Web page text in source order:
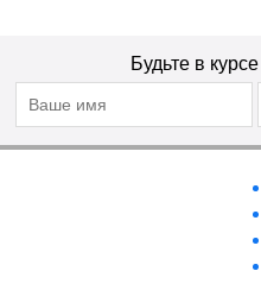
Будьте в